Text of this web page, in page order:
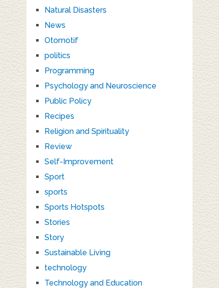
Natural Disasters
News
Otomotif
politics
Programming
Psychology and Neuroscience
Public Policy
Recipes
Religion and Spirituality
Review
Self-Improvement
Sport
sports
Sports Hotspots
Stories
Story
Sustainable Living
technology
Technology and Education